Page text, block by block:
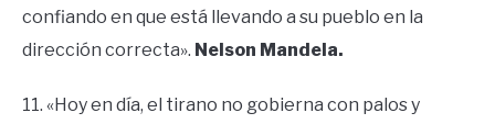
confiando en que está llevando a su pueblo en la
dirección correcta». Nelson Mandela.
11. «Hoy en día, el tirano no gobierna con palos y